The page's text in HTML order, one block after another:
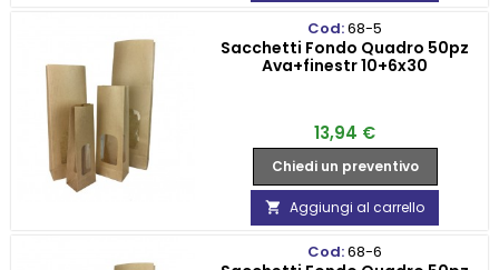
Cod:68-5
Sacchetti Fondo Quadro 50pz
Ava+finestr 10+6x30
Prezzo
13,94 €
Chiedi un preventivo
 Aggiungi al carrello
Cod:68-6